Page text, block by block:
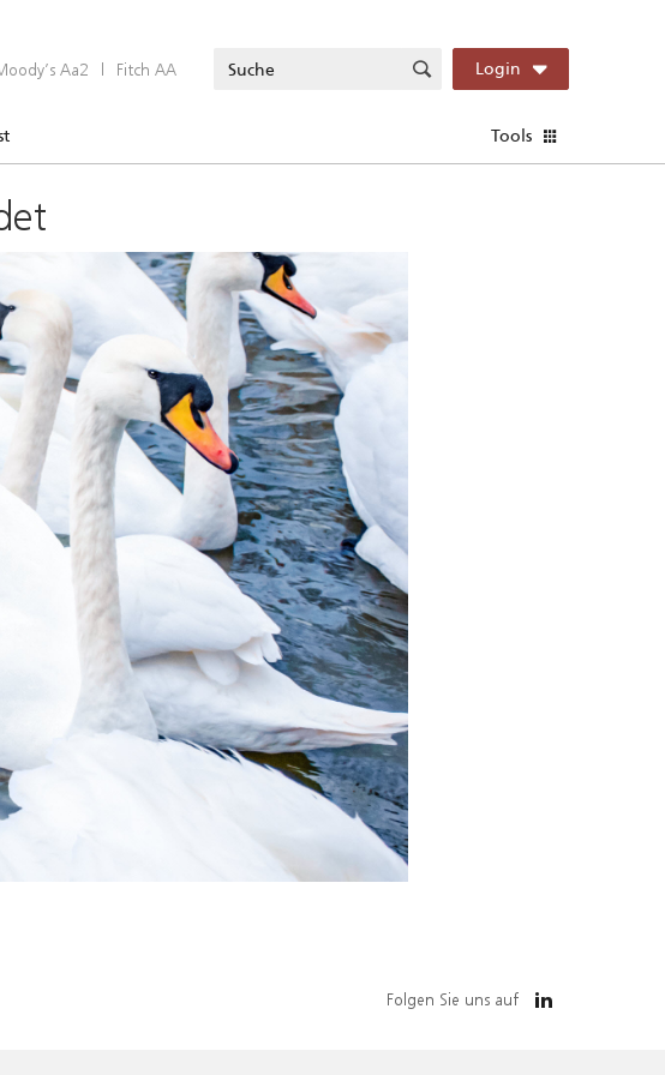
Aa2 | Fitch AA Login
Tools
Folgen Sie uns auf